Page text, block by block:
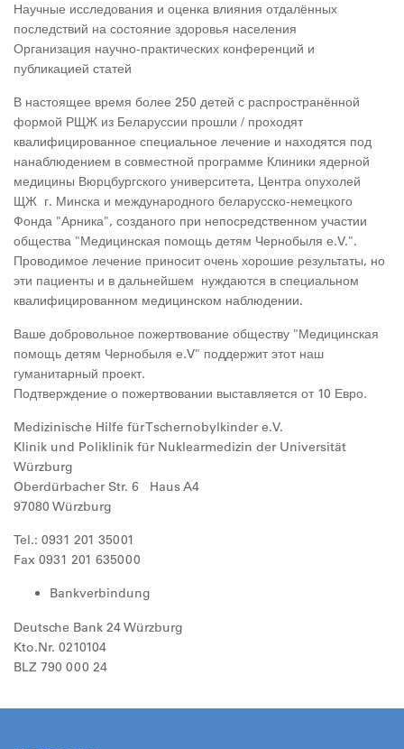
Научные исследования и оценка влияния отдалённых
последствий на состояние здоровья населения
Организация научно-практических конференций и
публикацией статей
В настоящее время более 250 детей с распространённой
формой РЩЖ из Беларуссии прошли / проходят
квалифицированное специальное лечение и находятся под
нанаблюдением в совместной программе Клиники ядерной
медицины Вюрцбургского университета, Центра опухолей
ЩЖ г. Минска и международного беларусско-немецкого
Фонда "Арника", созданого при непосредственном участии
общества "Медицинская помощь детям Чернобыля е.V.".
Проводимое лечение приносит очень хорошие результаты, но
эти пациенты и в дальнейшем нуждаются в специальном
квалифицированном медицинском наблюдении.
Ваше добровольное пожертвование обществу "Медицинская
помощь детям Чернобыля е.V" поддержит этот наш
гуманитарный проект.
Подтверждение о пожертвовании выставляется от 10 Евро.
Medizinische Hilfe für Tschernobylkinder e.V.
Klinik und Poliklinik für Nuklearmedizin der Universität
Würzburg
Oberdürbacher Str. 6 Haus A4
97080 Würzburg
Tel.: 0931 201 35001
Fax 0931 201 635000
Bankverbindung
Deutsche Bank 24 Würzburg
Kto.Nr. 0210104
BLZ 790 000 24